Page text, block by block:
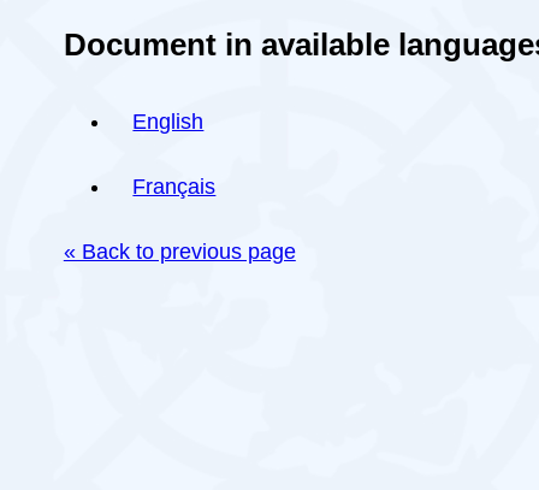
Document in available
English
Français
« Back to previous page